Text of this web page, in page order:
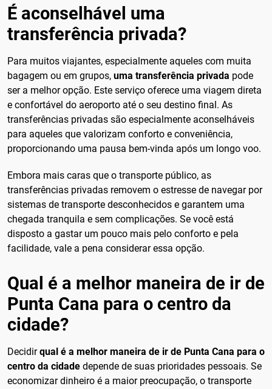
É aconselhável uma
transferência privada?
Para muitos viajantes, especialmente aqueles com muita
bagagem ou em grupos, uma transferência privada pode
ser a melhor opção. Este serviço oferece uma viagem direta
e confortável do aeroporto até o seu destino final. As
transferências privadas são especialmente aconselháveis
para aqueles que valorizam conforto e conveniência,
proporcionando uma pausa bem-vinda após um longo voo.
Embora mais caras que o transporte público, as
transferências privadas removem o estresse de navegar por
sistemas de transporte desconhecidos e garantem uma
chegada tranquila e sem complicações. Se você está
disposto a gastar um pouco mais pelo conforto e pela
facilidade, vale a pena considerar essa opção.
Qual é a melhor maneira de ir de
Punta Cana para o centro da
cidade?
Decidirqual é a melhor maneira de ir de Punta Cana para o
centro da cidade depende de suas prioridades pessoais. Se
economizar dinheiro é a maior preocupação, o transporte